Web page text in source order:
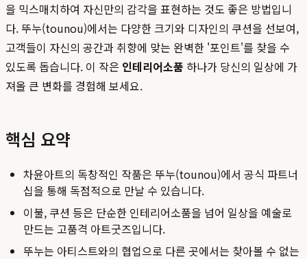
을 믹스매치하여 자신만의 감각을 표현하는 것도 좋은 방법입니
다. 뚜누(tounou)에서는 다양한 크기와 디자인의 쿠션을 선보여,
고객들이 자신의 공간과 취향에 맞는 완벽한 '포인트'를 찾을 수
있도록 돕습니다. 이 작은 인테리어소품 하나가 당신의 일상에 가
져올 큰 변화를 경험해 보세요.
핵심 요약
차윤아트의 독창적인 작품은 뚜누(tounou)에서 공식 파트너
십을 통해 독점적으로 만날 수 있습니다.
이불, 쿠션 등은 단순한 인테리어소품을 넘어 일상을 예술로
만드는 고품격 아트굿즈입니다.
뚜누는 아티스트와의 협업으로 다른 곳에서는 찾아볼 수 없는